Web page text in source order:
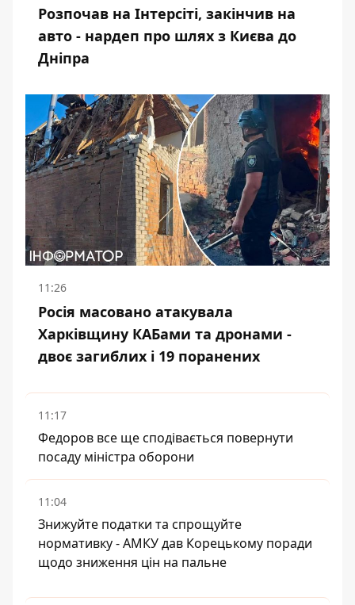
Розпочав на Інтерсіті, закінчив на
авто - нардеп про шлях з Києва до
Дніпра
11:26
Росія масовано атакувала
Харківщину КАБами та дронами -
двоє загиблих і 19 поранених
11:17
Федоров все ще сподівається повернути
посаду міністра оборони
11:04
Знижуйте податки та спрощуйте
нормативку - АМКУ дав Корецькому поради
щодо зниження цін на пальне